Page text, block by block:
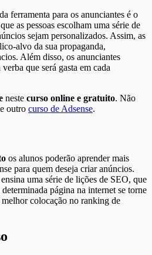
ferramenta para os anunciantes é o
as pessoas escolham uma série de
sejam personalizados. Assim, as
alvo da sua propaganda,
Além disso, os anunciantes
que será gasta em cada
neste curso online e gratuito. Não
outro curso de Adsense.
os alunos poderão aprender mais
para quem deseja criar anúncios.
uma série de lições de SEO, que
página na internet se torne
melhor colocação no ranking de